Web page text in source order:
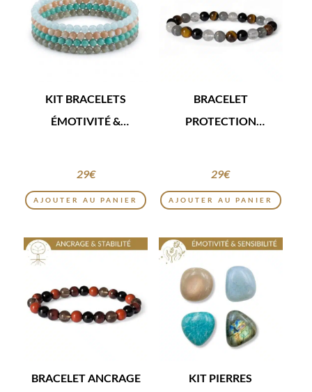
KIT BRACELETS
ÉMOTIVITÉ &
29€
AJOUTER AU PANIER
BRACELET
PROTECTION
29€
AJOUTER AU PANIER
BRACELET ANCRAGE
KIT PIERRES